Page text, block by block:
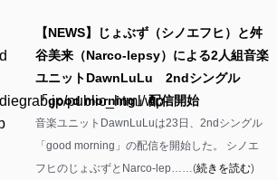
public_html/wp-
【NEWS】じょぶず（シノエフヒ）と舛
谷美来（Narco-lepsy）による2人組音楽
ユニットDawnLuLu 2ndシングル
「good morning」配信開始
音楽ユニットDawnLuLuは23日、2ndシングル
「good morning」の配信を開始した。 シノエ
フヒのじょぶずとNarco-lep……(続きを読む)